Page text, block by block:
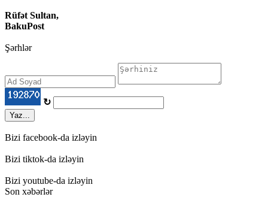
Rüfət Sultan,
BakuPost
Şərhlər
↻
Yaz...
Bizi facebook-da izləyin
Bizi tiktok-da izləyin
Bizi youtube-da izləyin
Son xəbərlər